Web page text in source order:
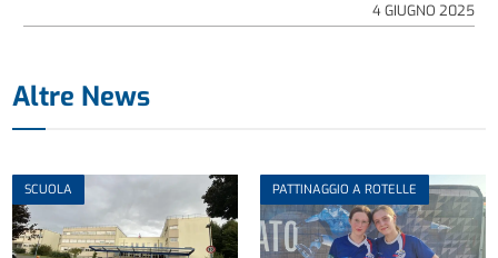
4 GIUGNO 2025
Altre News
SCUOLA PATTINAGGIO A ROTELLE